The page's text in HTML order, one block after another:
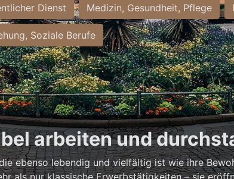
Dienst Medizin, Gesundheit, Pflege
Soziale Berufe
arbeiten und
ebenso lebendig und vielfältig ist wie ihre